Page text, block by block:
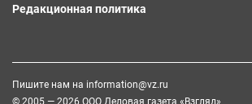
Редакционная политика
Пишите нам на information@vz.ru
© 2005 — 2026 ООО Деловая газета «Взгляд»